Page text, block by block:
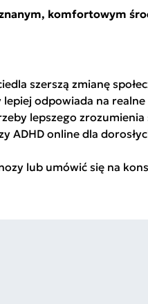
komfortowym
szerszą zmianę
odpowiada na
lepszego
ADHD online dla
lub umówić się na